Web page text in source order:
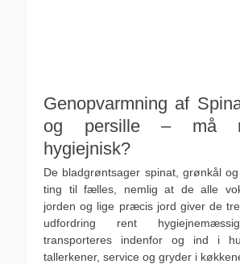
Genopvarmning af
og persille – må
hygiejnisk?
De bladgrøntsager spinat, grønkål
ting til fælles, nemlig at de alle
jorden og lige præcis jord giver de
udfordring rent
transporteres indenfor og ind i
tallerkener, service og gryder i